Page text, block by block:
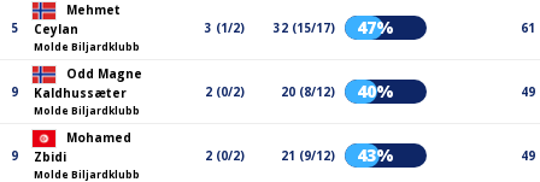
5
Mehmet
Ceylan
Molde Biljardklubb
3 (1/2) 32 (15/17) 47% 61
9
Odd Magne
Kaldhussæter
Molde Biljardklubb
2 (0/2) 20 (8/12) 40% 49
9
Mohamed
Zbidi
Molde Biljardklubb
2 (0/2) 21 (9/12) 43% 49